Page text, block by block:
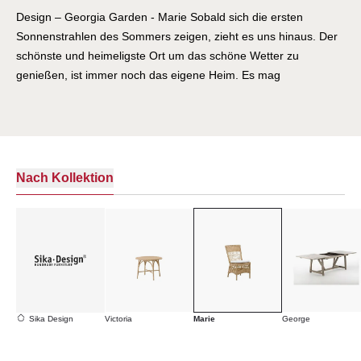
Design – Georgia Garden - Marie Sobald sich die ersten
Sonnenstrahlen des Sommers zeigen, zieht es uns hinaus. Der
schönste und heimeligste Ort um das schöne Wetter zu
genießen, ist immer noch das eigene Heim. Es mag
Möbelstücke. Die einfallsreichen Köpfe hinter Sika Design liefern
absolut passenden Möbel. Auch der Armlehnstuhl und der
Georgia Garden bietet hinsichtlich exklusiver Gartenmöbel für
jeden etwas. Der außerordentlich beliebte Name Marie kleidet
diese Serie vorzüglich. Schon lange ist dieser als Vorname sehr
Potential dazu, beliebte Sommeraccessoires zu werden. Gründe
Nach Kollektion
Sika Design Victoria Marie George